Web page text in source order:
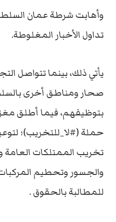
وأهابت شرطة عمان
تداول الأخبار المغلوطة.
يأتي ذلك، بينما تتواصل
صحار ومناطق أخرى
بتوظيفهم، فيما أطلق
حملة (#لا_للتخريب)؛
تخريب الممتلكات العامة
والجسور وتحطيم
للمطالبة بالحقوق .